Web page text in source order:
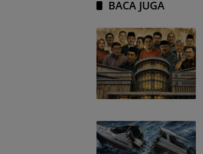
BACA JUGA